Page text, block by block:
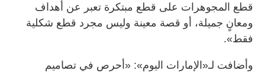
قطع المجوهرات على قطع مبتكرة تعبر عن أهداف
ومعانٍ جميلة، أو قصة معينة وليس مجرد قطع شكلية
فقط».
وأضافت لـ«الإمارات اليوم»: «أحرص في تصاميم